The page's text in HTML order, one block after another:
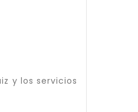
y los servicios